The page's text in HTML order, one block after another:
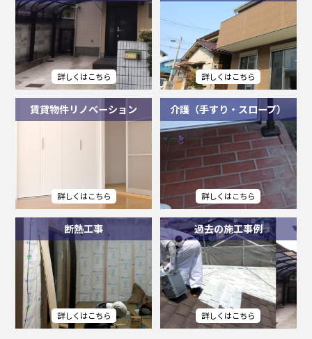
賃貸物件リノベーション 介護（手すり・スロープ）
断熱工事 過去の施工事例